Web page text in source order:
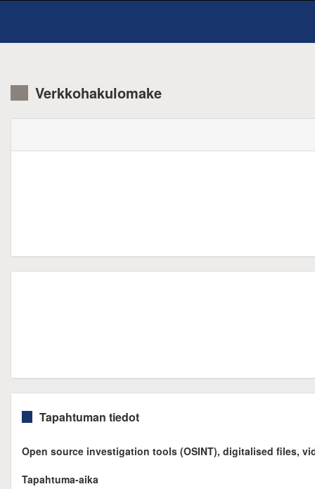
Verkkohakulomake
Tapahtuman tiedot
Open source investigation tools (OSINT), digitalised files,
Tapahtuma-aika